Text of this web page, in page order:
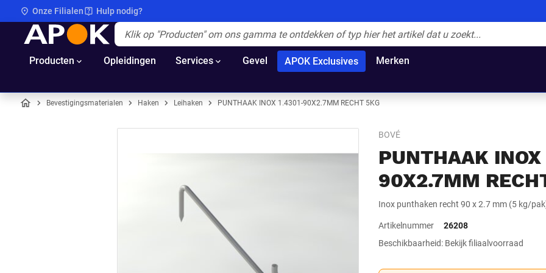
Onze Filialen Hulp nodig?
APOK
Producten Opleidingen Services Gevel APOK Exclusives Merken
Bevestigingsmaterialen Haken Leihaken PUNTHAAK INOX 1.4301-90X2.7MM RECHT 5KG
BOVÉ
PUNTHAAK
90X2.7MM
Inox punthaken recht 90 x 2.7 mm (5 kg/
Artikelnummer
26208
Beschikbaarheid: Bekijk filiaalvoorraad